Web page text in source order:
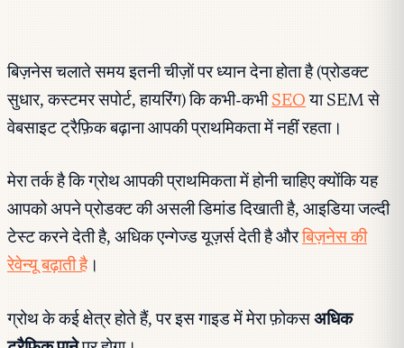
बिज़नेस चलाते समय इतनी चीज़ों पर ध्यान देना होता है (प्रोडक्ट
सुधार, कस्टमर सपोर्ट, हायरिंग) कि कभी-कभी SEO या SEM से
वेबसाइट ट्रैफ़िक बढ़ाना आपकी प्राथमिकता में नहीं रहता।
मेरा तर्क है कि ग्रोथ आपकी प्राथमिकता में होनी चाहिए क्योंकि यह
आपको अपने प्रोडक्ट की असली डिमांड दिखाती है, आइडिया जल्दी
टेस्ट करने देती है, अधिक एन्गेज्ड यूज़र्स देती है औरबिज़नेस की
रेवेन्यू बढ़ाती है।
ग्रोथ के कई क्षेत्र होते हैं, पर इस गाइड में मेरा फ़ोकस अधिक